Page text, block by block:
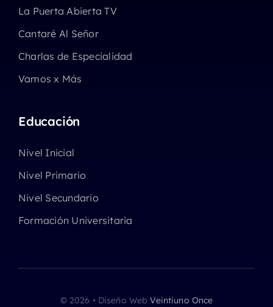
La Puerta Abierta TV
Cantaré Al Señor
Charlas de Especialidad
Vamos x Más
Educación
Nivel Inicial
Nivel Primario
Nivel Secundario
Formación Universitaria
© 2026 • Diseño WebVeintiuno Once